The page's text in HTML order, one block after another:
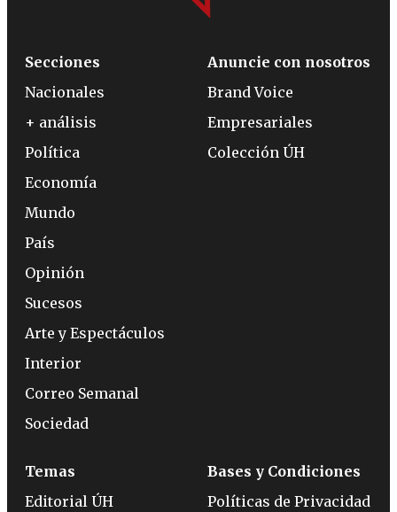
Secciones
Nacionales
+ análisis
Política
Economía
Mundo
País
Opinión
Sucesos
Arte y Espectáculos
Interior
Correo Semanal
Sociedad
Anuncie con nosotros
Brand Voice
Empresariales
Colección ÚH
Temas
Editorial ÚH
Bases y Condiciones
Políticas de Privacidad